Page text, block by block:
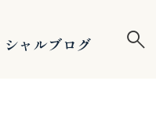
シャルブログ